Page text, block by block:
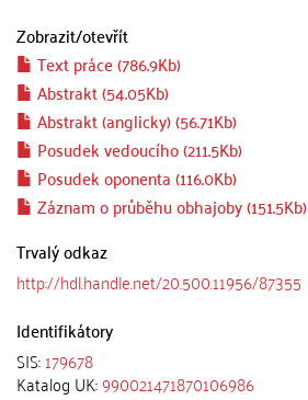
Zobrazit/otevřít
Text práce (786.9Kb)
Abstrakt (54.05Kb)
Abstrakt (anglicky) (56.71Kb)
Posudek vedoucího (211.5Kb)
Posudek oponenta (116.0Kb)
Záznam o průběhu obhajoby (151.5Kb)
Trvalý odkaz
http://hdl.handle.net/20.500.11956/87355
Identifikátory
SIS:179678
Katalog UK:990021471870106986